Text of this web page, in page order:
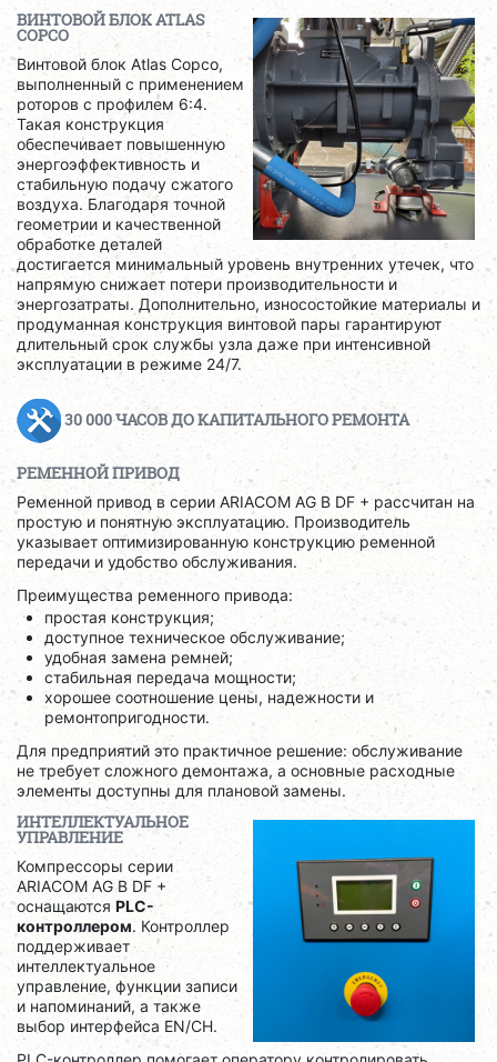
ВИНТОВОЙ БЛОК ATLAS
COPCO
Винтовой блок Atlas Copco,
выполненный с применением
роторов с профилем 6:4.
Такая конструкция
обеспечивает повышенную
энергоэффективность и
стабильную подачу сжатого
воздуха. Благодаря точной
геометрии и качественной
обработке деталей
достигается минимальный уровень внутренних утечек, что
напрямую снижает потери производительности и
энергозатраты. Дополнительно, износостойкие материалы и
продуманная конструкция винтовой пары гарантируют
длительный срок службы узла даже при интенсивной
эксплуатации в режиме 24/7.
30 000 ЧАСОВ ДО КАПИТАЛЬНОГО РЕМОНТА
РЕМЕННОЙ ПРИВОД
Ременной привод в серии ARIACOM AG B DF + рассчитан на
простую и понятную эксплуатацию. Производитель
указывает оптимизированную конструкцию ременной
передачи и удобство обслуживания.
Преимущества ременного привода:
простая конструкция;
доступное техническое обслуживание;
удобная замена ремней;
стабильная передача мощности;
хорошее соотношение цены, надежности и
ремонтопригодности.
Для предприятий это практичное решение: обслуживание
не требует сложного демонтажа, а основные расходные
элементы доступны для плановой замены.
ИНТЕЛЛЕКТУАЛЬНОЕ
УПРАВЛЕНИЕ
Компрессоры серии
ARIACOM AG B DF +
оснащаются PLC-
контроллером. Контроллер
поддерживает
интеллектуальное
управление, функции записи
и напоминаний, а также
выбор интерфейса EN/CH.